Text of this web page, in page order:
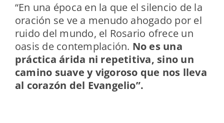
“En una época en la que el silencio de la
oración se ve a menudo ahogado por el
ruido del mundo, el Rosario ofrece un
oasis de contemplación. No es una
práctica árida ni repetitiva, sino un
camino suave y vigoroso que nos lleva
al corazón del Evangelio”.